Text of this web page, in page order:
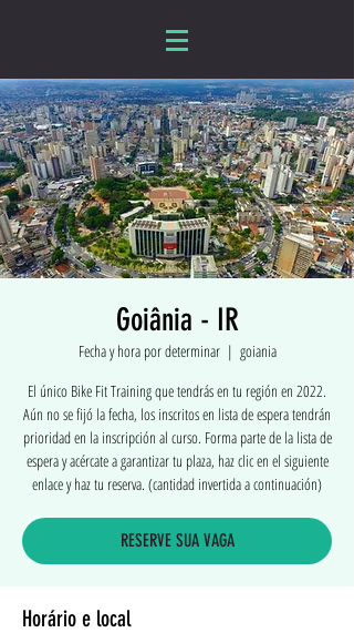
Goiânia - IR
Fecha y hora por determinar
  |
goiania
El único Bike Fit Training que tendrás en tu región en 2022.
Aún no se fijó la fecha, los inscritos en lista de espera tendrán
prioridad en la inscripción al curso. Forma parte de la lista de
espera y acércate a garantizar tu plaza, haz clic en el siguiente
enlace y haz tu reserva. (cantidad invertida a continuación)
RESERVE SUA VAGA
Horário e local